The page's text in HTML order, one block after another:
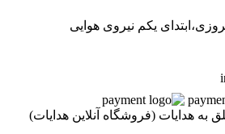
یکم نیروی هوایی
به هدایات (فروشگاه آنلاین هدایات)